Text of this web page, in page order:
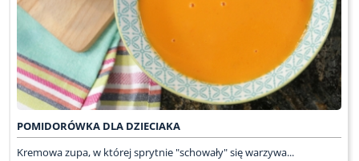
POMIDORÓWKA DLA DZIECIAKA
Kremowa zupa, w której sprytnie "schowały" się warzywa...